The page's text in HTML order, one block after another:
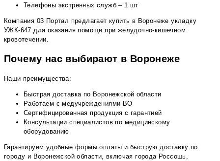
Телефоны экстренных служб – 1 шт
Компания 03 Портал предлагает купить в Воронеже укладку
УЖК-647 для оказания помощи при желудочно-кишечном
кровотечении.
Почему нас выбирают в Воронеже
Наши преимущества:
Быстрая доставка по Воронежской области
Работаем с медучреждениями ВО
Сертифицированная продукция с гарантией
Консультации специалистов по медицинскому
оборудованию
Гарантируем удобные формы оплаты и быструю доставку по
городу и Воронежской области, включая города Россошь,